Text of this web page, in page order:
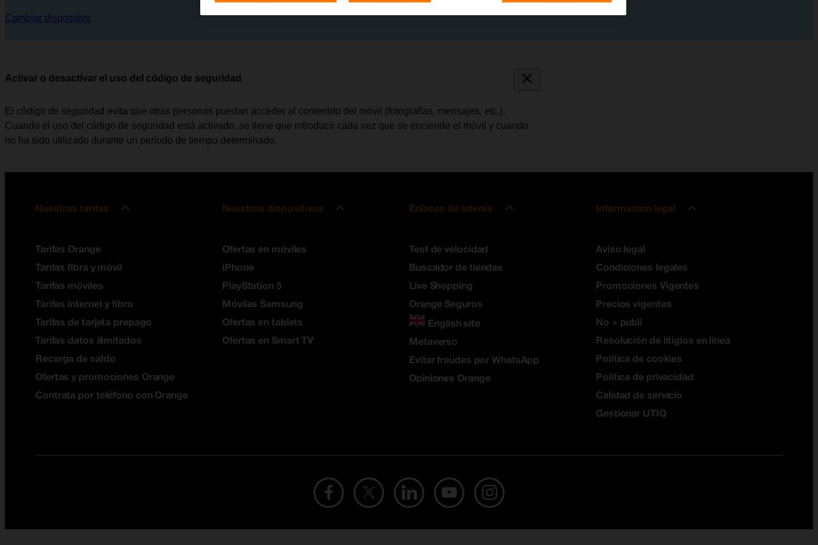
Cambiar dispositivo
Activar o desactivar el uso del código de seguridad
El código de seguridad evita que otras personas puedan acceder al contenido del móvil (fotografías, mensajes, etc.).
Cuando el uso del código de seguridad está activado, se tiene que introducir cada vez que se enciende el móvil y cuando
no ha sido utilizado durante un período de tiempo determinado.
Nuestras tarifas
Tarifas Orange
Tarifas fibra y móvil
Tarifas móviles
Tarifas internet y fibra
Tarifas de tarjeta prepago
Tarifas datos ilimitados
Recarga de saldo
Ofertas y promociones Orange
Contrata por teléfono con Orange
Nuestros dispositivos
Ofertas en móviles
iPhone
PlayStation 5
Móviles Samsung
Ofertas en tablets
Ofertas en Smart TV
Enlaces de interés
Test de velocidad
Buscador de tiendas
Live Shopping
Orange Seguros
English site
Metaverso
Evitar fraudes por WhatsApp
Opiniones Orange
Información legal
Aviso legal
Condiciones legales
Promociones Vigentes
Precios vigentes
No + publi
Resolución de litigios en línea
Política de cookies
Política de privacidad
Calidad de servicio
Gestionar UTIQ